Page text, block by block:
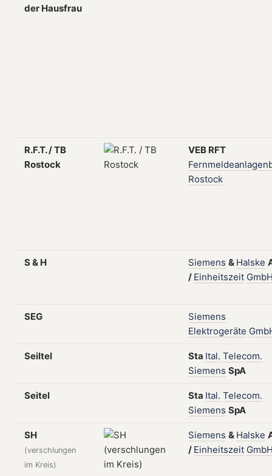
der Hausfrau
R.F.T. / TB
Rostock
VEB RFT
Rostock
S & H Siemens & Halske
/ Einheitszeit
SEG
Siemens
Elektrogeräte
Seiltel Sta Ital. Telecom.
Siemens SpA
Seitel Sta Ital. Telecom.
Siemens SpA
SH
(verschlungen
im Kreis)
Siemens & Halske
/ Einheitszeit